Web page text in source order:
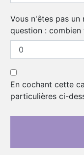
Vous n'êtes pas
question :
En cochant cette
particulières ci-